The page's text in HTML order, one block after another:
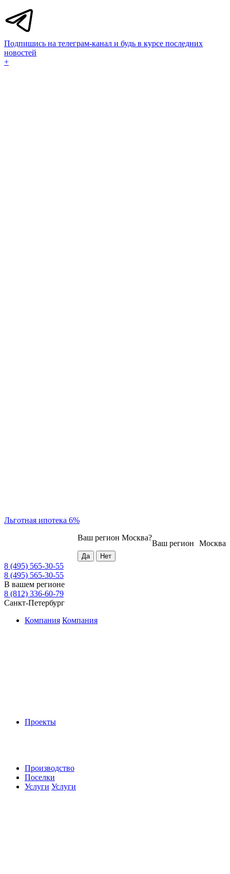
Подпишись на телеграм-канал и будь в курсе последних
новостей
+
Льготная ипотека 6%
Москва
Ваш регион
Ваш регион Москва?
8 (495) 565-30-55
8 (495) 565-30-55
В вашем регионе
8 (812) 336-60-79
Санкт-Петербург
Компания Компания
Проекты
Производство
Поселки
Услуги Услуги